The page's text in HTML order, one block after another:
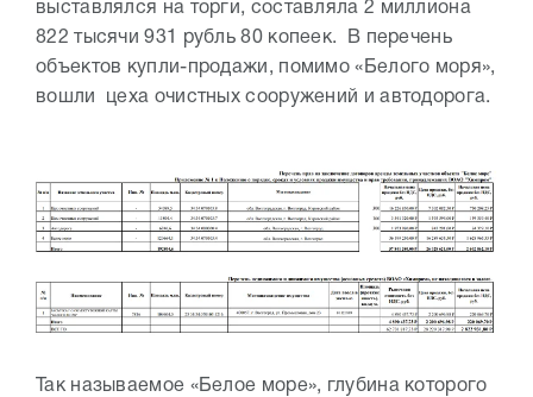
выставлялся на торги, составляла 2 миллиона
822 тысячи 931 рубль 80 копеек. В перечень
объектов купли-продажи, помимо «Белого моря»,
вошли цеха очистных сооружений и автодорога.
Так называемое «Белое море», глубина которого